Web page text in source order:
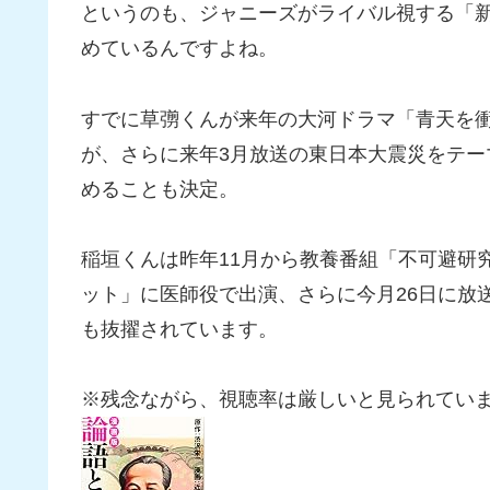
というのも、ジャニーズがライバル視する「
めているんですよね。
すでに草彅くんが来年の大河ドラマ「青天を
が、さらに来年3月放送の東日本大震災をテ
めることも決定。
稲垣くんは昨年11月から教養番組「不可避
ット」に医師役で出演、さらに今月26日に
も抜擢されています。
※残念ながら、視聴率は厳しいと見られてい